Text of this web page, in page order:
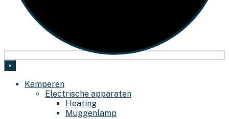
×
Kamperen
Electrische apparaten
Heating
Muggenlamp